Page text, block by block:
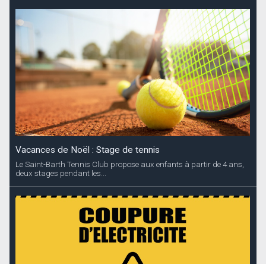
Vacances de Noël : Stage de tennis
Le Saint-Barth Tennis Club propose aux enfants à partir de 4 ans,
deux stages pendant les...